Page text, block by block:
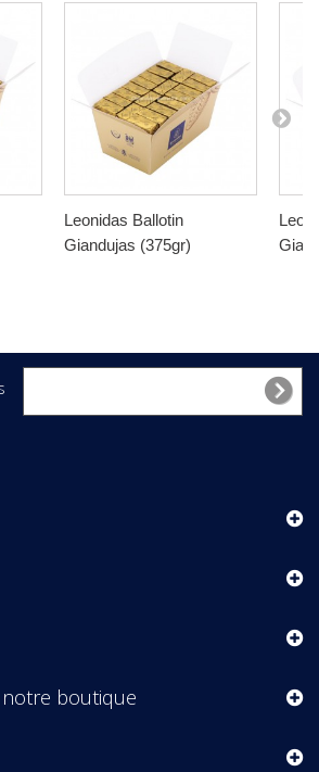
Leonidas Ballotin
Giandujas (375gr)
boutique